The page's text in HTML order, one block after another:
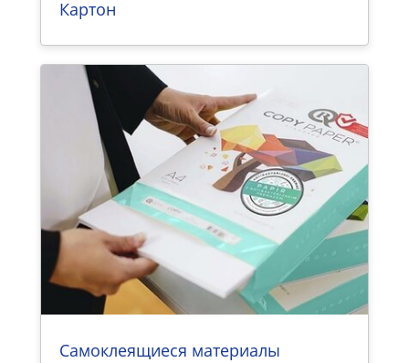
Картон
Самоклеящиеся материалы